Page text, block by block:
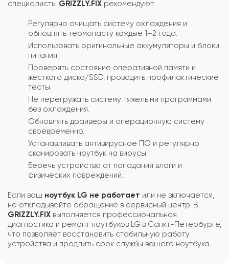
специалисты GRIZZLY.FIX рекомендуют:
Регулярно очищать систему охлаждения и
обновлять термопасту каждые 1–2 года.
Использовать оригинальные аккумуляторы и блоки
питания.
Проверять состояние оперативной памяти и
жесткого диска/SSD, проводить профилактические
тесты.
Не перегружать систему тяжелыми программами
без охлаждения.
Обновлять драйверы и операционную систему
своевременно.
Устанавливать антивирусное ПО и регулярно
сканировать ноутбук на вирусы.
Беречь устройство от попадания влаги и
физических повреждений.
Если ваш ноутбук LG не работает или не включается,
не откладывайте обращение в сервисный центр. В
GRIZZLY.FIX выполняется профессиональная
диагностика и ремонт ноутбуков LG в Санкт-Петербурге,
что позволяет восстановить стабильную работу
устройства и продлить срок службы вашего ноутбука.